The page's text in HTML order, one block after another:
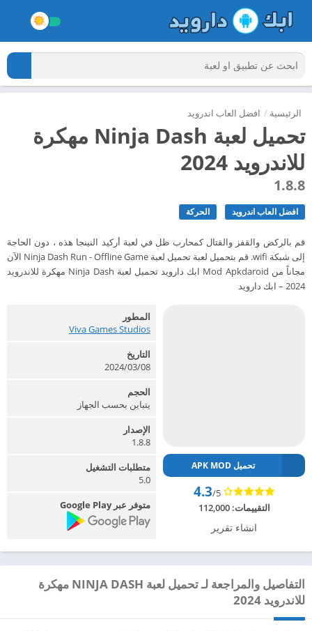
الرئيسية / افضل العاب اندرويد
تحميل لعبة Ninja Dash مهكرة
للاندرويد 2024
1.8.8
افضل العاب اندرويد الحركة
قم بالركض والقفز والقتال كمحارب ظل في لعبة أركيد النينجا هذه ، دون الحاجة
إلى شبكة wifi. قم بتحميل لعبة تحميل لعبة Ninja Dash Run - Offline Game الآن
مجاناً من Mod Apkdaroid ابك دارويد تحميل لعبة Ninja Dash مهكرة للاندرويد
2024 – ابك دارويد
تحميل APK MOD
4.3/5
التقييمات:112,000
انشاء تقرير
المطور
Viva Games Studios‏
التاريخ
2024/03/08
الحجم
يتباين بحسب الجهاز
الإصدار
1.8.8
متطلبات التشغيل
5.0
متوفر عبر Google Play
التفاصيل والمراجعة لـ تحميل لعبة NINJA DASH مهكرة
للاندرويد 2024